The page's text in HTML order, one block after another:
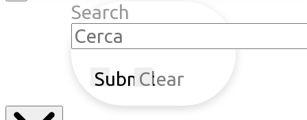
Search
SubmitClear